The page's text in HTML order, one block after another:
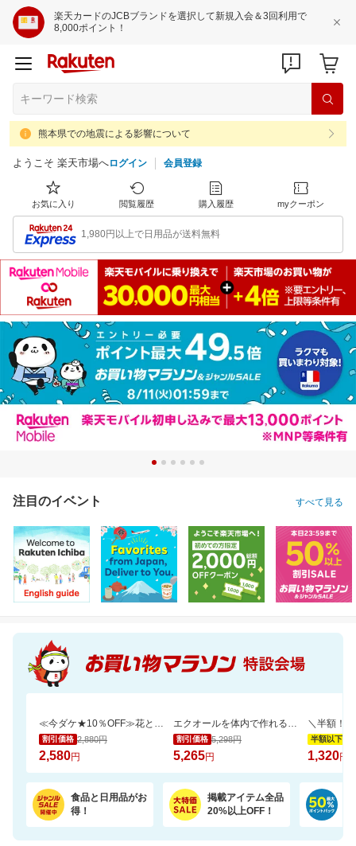
楽天カードのJCBブランドを選択して新規入会＆3回利用で
8,000ポイント！
熊本県での地震による影響について
ようこそ 楽天市場へログイン 会員登録
お気に入り 閲覧履歴 購入履歴 myクーポン
1,980円以上で日用品が送料無料
注目のイベント すべて見る
≪今ダケ★10％OFF≫花とスイーツで二度嬉しい♪可愛いシャボンブーケ＆どら焼きset
割引価格 2,880円
2,580円
エクオールを体内で作れるのは日本人の約2人に1人と言われております。おすすめです
割引価格 5,298円
5,265円
半額以下
1,320円
食品と日用品がお
得！
掲載アイテム全品
20%以上OFF！